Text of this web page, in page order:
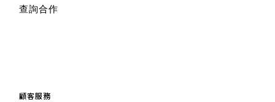
查詢合作
顧客服務